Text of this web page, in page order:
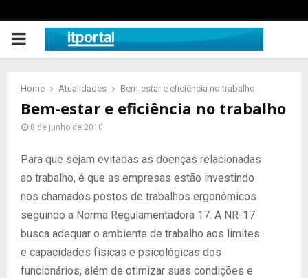
PRIMARY
Home Atualidades Bem-estar e eficiência no trabalho
Bem-estar e eficiência no trabalho
8 de junho de 2010
Para que sejam evitadas as doenças relacionadas
ao trabalho, é que as empresas estão investindo
nos chamados postos de trabalhos ergonômicos
seguindo a Norma Regulamentadora 17. A NR-17
busca adequar o ambiente de trabalho aos limites
e capacidades físicas e psicológicas dos
funcionários, além de otimizar suas condições e